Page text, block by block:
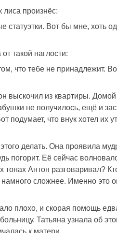
лиса произнёс:
Вот бы мне, хоть
такой наглости:
что тебе не принадлежит.
выскочил из квартиры.
не получилось, ещё и
подумает, что внук хотел их
делать. Она проявила
погорит. Её сейчас
Антон разговаривал?
намного сложнее. Именно это
плохо, и скорая помощь
Татьяна узнала об
к матери.